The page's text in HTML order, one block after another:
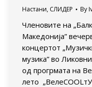
Настани, СЛИДЕР By
Членовите на
Македонија”
концертот
музика” во
од прогрмата на
лето